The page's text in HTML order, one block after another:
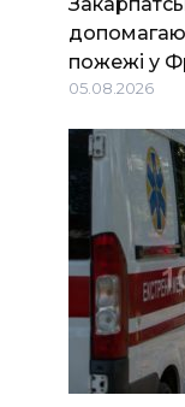
пожежі у
05.08.2026